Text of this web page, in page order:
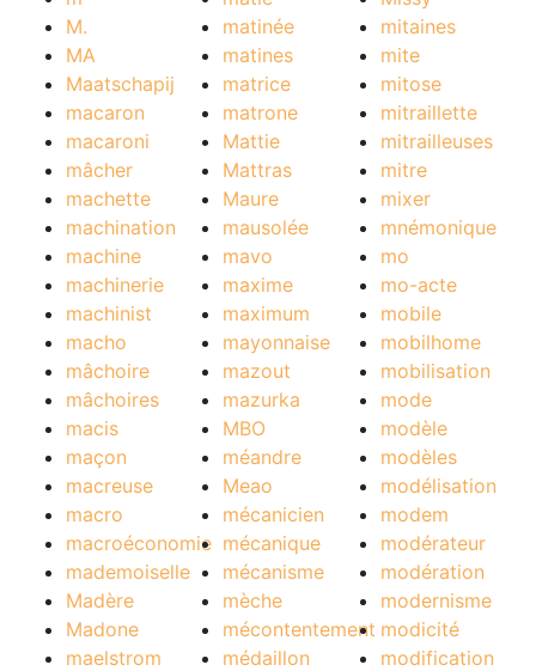
M.
MA
Maatschapij
macaron
macaroni
mâcher
machette
machination
machine
machinerie
machinist
macho
mâchoire
mâchoires
macis
maçon
macreuse
macro
macroéconomie
mademoiselle
Madère
Madone
maelstrom
matinée
matines
matrice
matrone
Mattie
Mattras
Maure
mausolée
mavo
maxime
maximum
mayonnaise
mazout
mazurka
MBO
méandre
Meao
mécanicien
mécanique
mécanisme
mèche
mécontentement
médaillon
mitaines
mite
mitose
mitraillette
mitrailleuses
mitre
mixer
mnémonique
mo
mo-acte
mobile
mobilhome
mobilisation
mode
modèle
modèles
modélisation
modem
modérateur
modération
modernisme
modicité
modification